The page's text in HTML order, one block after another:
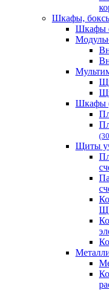
Шкафы,
Шкафы
Шкафы
Щиты